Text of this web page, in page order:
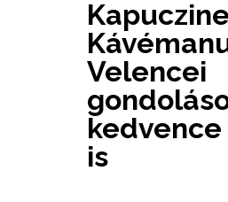
Velencei
is